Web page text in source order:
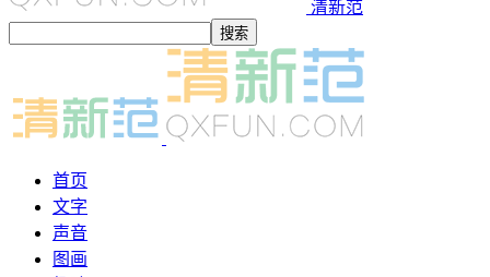
清新范
首页
文字
声音
图画